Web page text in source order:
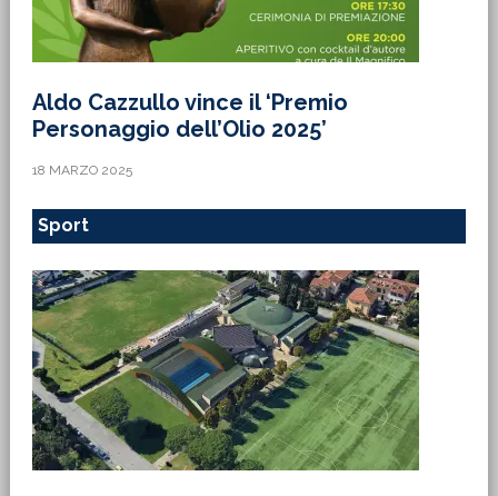
Aldo Cazzullo vince il ‘Premio
Personaggio dell’Olio 2025’
18 MARZO 2025
Sport